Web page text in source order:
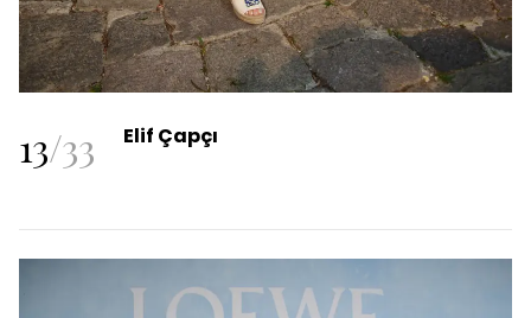
13/33 Elif Çapçı